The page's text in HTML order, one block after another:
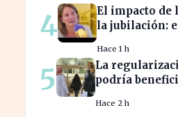
4
El impacto de
la jubilación:
tras los 40
Hace 1 h
5
La
podría
año.
Hace 2 h